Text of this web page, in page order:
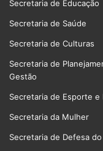
Secretaria de Educação
Secretaria de Saúde
Secretaria de Culturas
Secretaria de
Gestão
Secretaria de Esporte e
Secretaria da Mulher
Secretaria de Defesa